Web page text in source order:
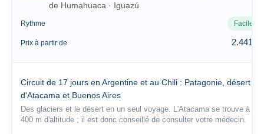
de Humahuaca · Iguazú
Rythme Facile
Prix à partir de 2.441 €
Circuit de 17 jours en Argentine et au Chili : Patagonie, désert
d'Atacama et Buenos Aires
Des glaciers et le désert en un seul voyage. L'Atacama se trouve à 2
400 m d'altitude ; il est donc conseillé de consulter votre médecin.